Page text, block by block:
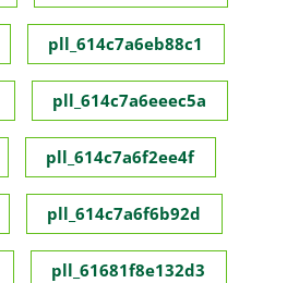
pll_614c7a6eb88c1
pll_614c7a6eeec5a
pll_614c7a6f2ee4f
pll_614c7a6f6b92d
pll_61681f8e132d3